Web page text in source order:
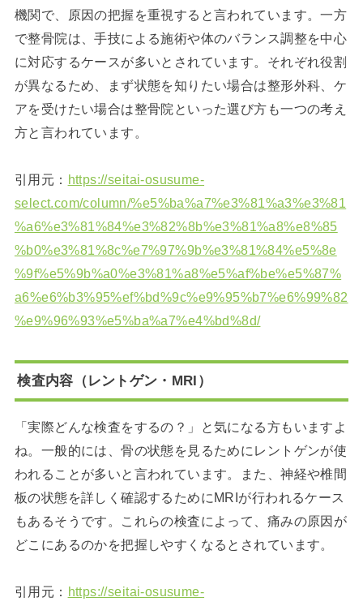
機関で、原因の把握を重視すると言われています。一方
で整骨院は、手技による施術や体のバランス調整を中心
に対応するケースが多いとされています。それぞれ役割
が異なるため、まず状態を知りたい場合は整形外科、ケ
アを受けたい場合は整骨院といった選び方も一つの考え
方と言われています。
引用元： https://seitai-osusume-
select.com/column/%e5%ba%a7%e3%81%a3%e3%81
%a6%e3%81%84%e3%82%8b%e3%81%a8%e8%85
%b0%e3%81%8c%e7%97%9b%e3%81%84%e5%8e
%9f%e5%9b%a0%e3%81%a8%e5%af%be%e5%87%
a6%e6%b3%95%ef%bd%9c%e9%95%b7%e6%99%82
%e9%96%93%e5%ba%a7%e4%bd%8d/
検査内容（レントゲン・MRI）
「実際どんな検査をするの？」と気になる方もいますよ
ね。一般的には、骨の状態を見るためにレントゲンが使
われることが多いと言われています。また、神経や椎間
板の状態を詳しく確認するためにMRIが行われるケース
もあるそうです。これらの検査によって、痛みの原因が
どこにあるのかを把握しやすくなるとされています。
引用元： https://seitai-osusume-